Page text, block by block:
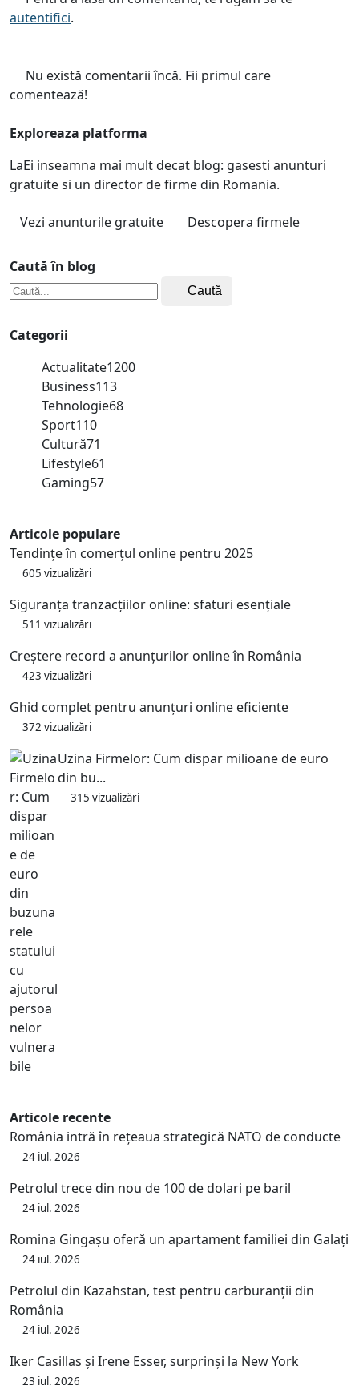
autentifici.
Nu există comentarii încă. Fii primul care
comentează!
Exploreaza platforma
LaEi inseamna mai mult decat blog: gasesti anunturi
gratuite si un director de firme din Romania.
Vezi anunturile gratuite Descopera firmele
Caută în blog
Caută
Categorii
Actualitate1200
Business113
Tehnologie68
Sport110
Cultură71
Lifestyle61
Gaming57
Articole populare
Tendințe în comerțul online pentru 2025
605 vizualizări
Siguranța tranzacțiilor online: sfaturi esențiale
511 vizualizări
Creștere record a anunțurilor online în România
423 vizualizări
Ghid complet pentru anunțuri online eficiente
372 vizualizări
Uzina Firmelor: Cum dispar milioane de euro
din bu...
315 vizualizări
Articole recente
România intră în rețeaua strategică NATO de conducte
24 iul. 2026
Petrolul trece din nou de 100 de dolari pe baril
24 iul. 2026
Romina Gingașu oferă un apartament familiei din Galați
24 iul. 2026
Petrolul din Kazahstan, test pentru carburanții din
România
24 iul. 2026
Iker Casillas și Irene Esser, surprinși la New York
23 iul. 2026